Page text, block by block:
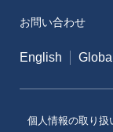
MA）
医療従事者向
医薬・薬学研
お問い合わせ
English Global
個人情報の取り扱